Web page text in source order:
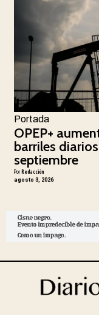
Portada
OPEP+
barriles
septiembre
Por Redacción
agosto 3, 2026